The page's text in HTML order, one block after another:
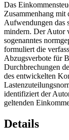
Das
Zusammenhang mit
Aufwendungen das
mindern. Der Autor
sogenanntes
formuliert die
Abzugsverbote für
Durchbrechungen
des entwickelten
identifiziert der
geltenden
Details